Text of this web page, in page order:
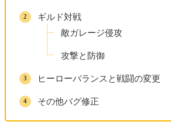
ギルド対戦
敵ガレージ侵攻
攻撃と防御
ヒーローバランスと戦闘の変更
その他バグ修正